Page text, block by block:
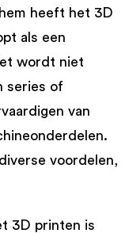
heeft het 3D
als een
wordt niet
series of
van
voordelen,
3D printen is